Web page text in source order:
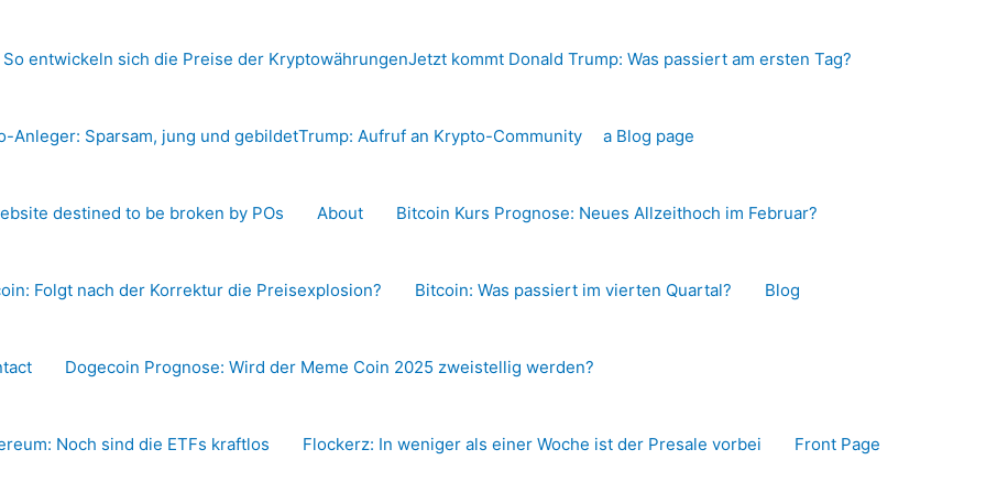
So entwickeln sich die Preise der KryptowährungenJetzt kommt Donald Trump: Was passiert am ersten Tag?
Anleger: Sparsam, jung und gebildetTrump: Aufruf an Krypto-Community a Blog page
destined to be broken by POs About Bitcoin Kurs Prognose: Neues Allzeithoch im Februar?
Folgt nach der Korrektur die Preisexplosion? Bitcoin: Was passiert im vierten Quartal? Blog
Dogecoin Prognose: Wird der Meme Coin 2025 zweistellig werden?
Noch sind die ETFs kraftlos Flockerz: In weniger als einer Woche ist der Presale vorbei Front Page